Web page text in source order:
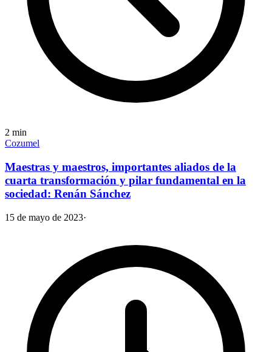
2 min
Cozumel
Maestras y maestros, importantes aliados de la
cuarta transformación y pilar fundamental en la
sociedad: Renán Sánchez
15 de mayo de 2023·